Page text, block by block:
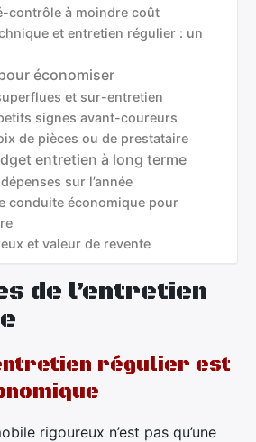
contrôle à moindre coût
et entretien régulier : un
économiser
et sur-entretien
signes avant-coureurs
de pièces ou de prestataire
entretien à long terme
sur l’année
conduite économique pour
et valeur de revente
de l’entretien
régulier est
rigoureux n’est pas qu’une